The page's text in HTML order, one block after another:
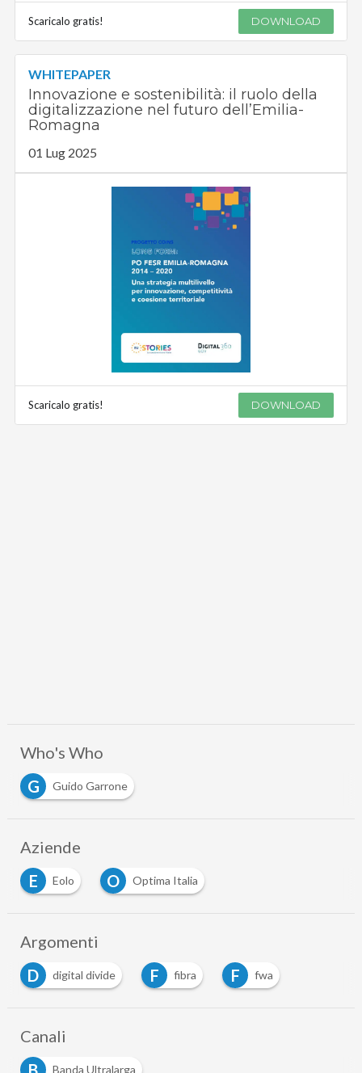
Scaricalo gratis! DOWNLOAD
WHITEPAPER
Innovazione e sostenibilità: il ruolo della
digitalizzazione nel futuro dell’Emilia-
Romagna
01 Lug 2025
Scaricalo gratis! DOWNLOAD
Who's Who
G
Guido Garrone
Aziende
E
Eolo O Optima Italia
Argomenti
D
digital divide F fibra F fwa
Canali
Banda Ultralarga